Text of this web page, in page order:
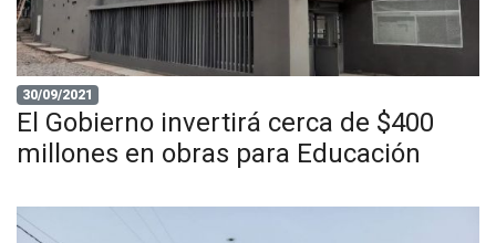
30/09/2021
El Gobierno invertirá cerca de $400
millones en obras para Educación